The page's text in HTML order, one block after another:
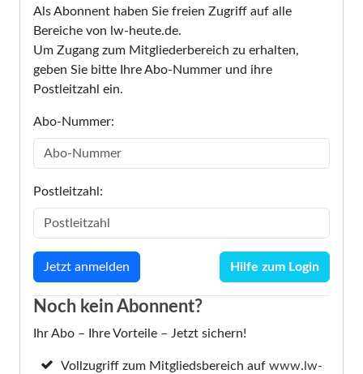
Als Abonnent haben Sie freien Zugriff auf alle
Bereiche von lw-heute.de.
Um Zugang zum Mitgliederbereich zu erhalten,
geben Sie bitte Ihre Abo-Nummer und ihre
Postleitzahl ein.
Abo-Nummer:
Postleitzahl:
Hilfe zum Login
Noch kein Abonnent?
Ihr Abo – Ihre Vorteile – Jetzt sichern!
Vollzugriff zum Mitgliedsbereich aufwww.lw-